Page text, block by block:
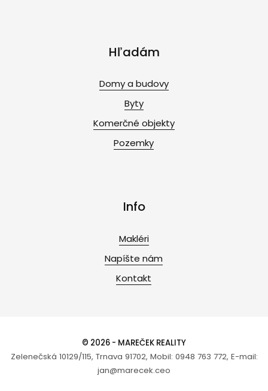
Hľadám
Domy a budovy
Byty
Komerčné objekty
Pozemky
Info
Makléri
Napíšte nám
Kontakt
© 2026 - MAREČEK REALITY
Zelenečská 10129/115, Trnava 91702, Mobil: 0948 763 772, E-mail:
jan@marecek.ceo